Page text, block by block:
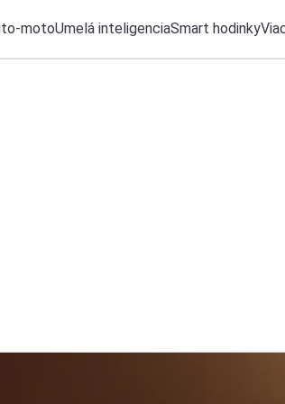
motoUmelá inteligenciaSmart hodinky